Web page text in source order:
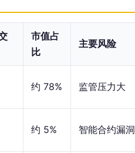
市值占
比
主要风险
约 78% 监管压力大
约 5% 智能合约漏洞